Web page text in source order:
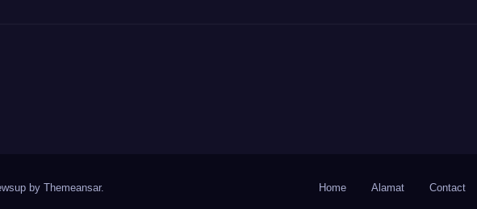
by Themeansar. Home Alamat Contact